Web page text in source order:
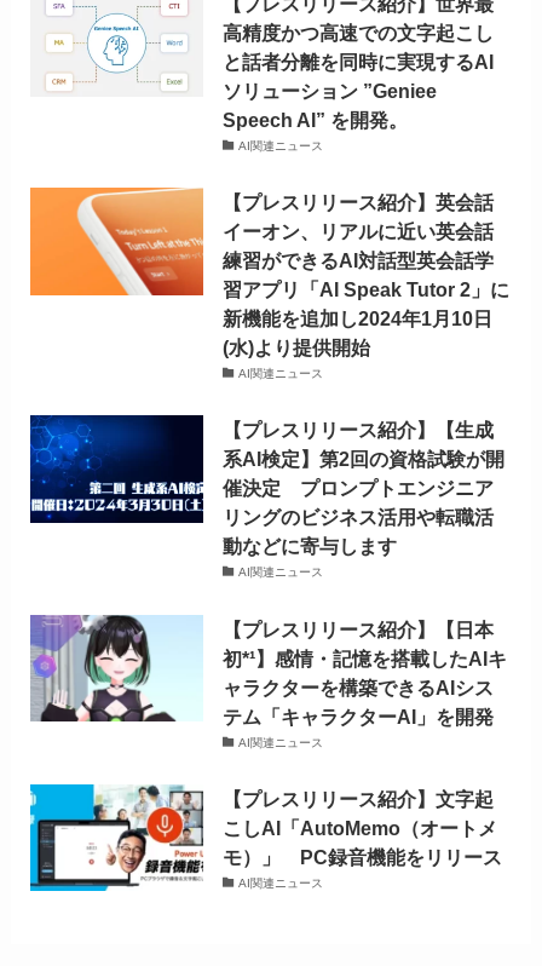
高精度かつ高速での文字起こし
と話者分離を同時に実現するAI
ソリューション ”Geniee
Speech AI” を開発。
AI関連ニュース
【プレスリリース紹介】英会話
イーオン、リアルに近い英会話
練習ができるAI対話型英会話学
習アプリ「AI Speak Tutor 2」に
新機能を追加し2024年1月10日
(水)より提供開始
AI関連ニュース
【プレスリリース紹介】【生成
系AI検定】第2回の資格試験が開
催決定 プロンプトエンジニア
リングのビジネス活用や転職活
動などに寄与します
AI関連ニュース
【プレスリリース紹介】【日本
初*¹】感情・記憶を搭載したAIキ
ャラクターを構築できるAIシス
テム「キャラクターAI」を開発
AI関連ニュース
【プレスリリース紹介】文字起
こしAI「AutoMemo（オートメ
モ）」 PC録音機能をリリース
AI関連ニュース